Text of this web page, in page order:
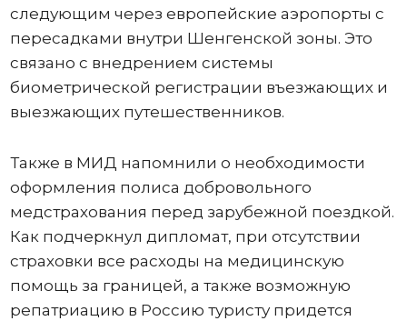
следующим через европейские аэропорты с
пересадками внутри Шенгенской зоны. Это
связано с внедрением системы
биометрической регистрации въезжающих и
выезжающих путешественников.
Также в МИД напомнили о необходимости
оформления полиса добровольного
медстрахования перед зарубежной поездкой.
Как подчеркнул дипломат, при отсутствии
страховки все расходы на медицинскую
помощь за границей, а также возможную
репатриацию в Россию туристу придется